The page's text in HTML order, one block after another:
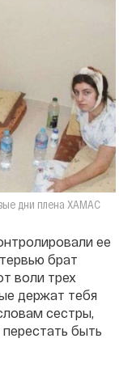
дни плена ХАМАС
ее
брат
воли трех
держат тебя
сестры,
быть